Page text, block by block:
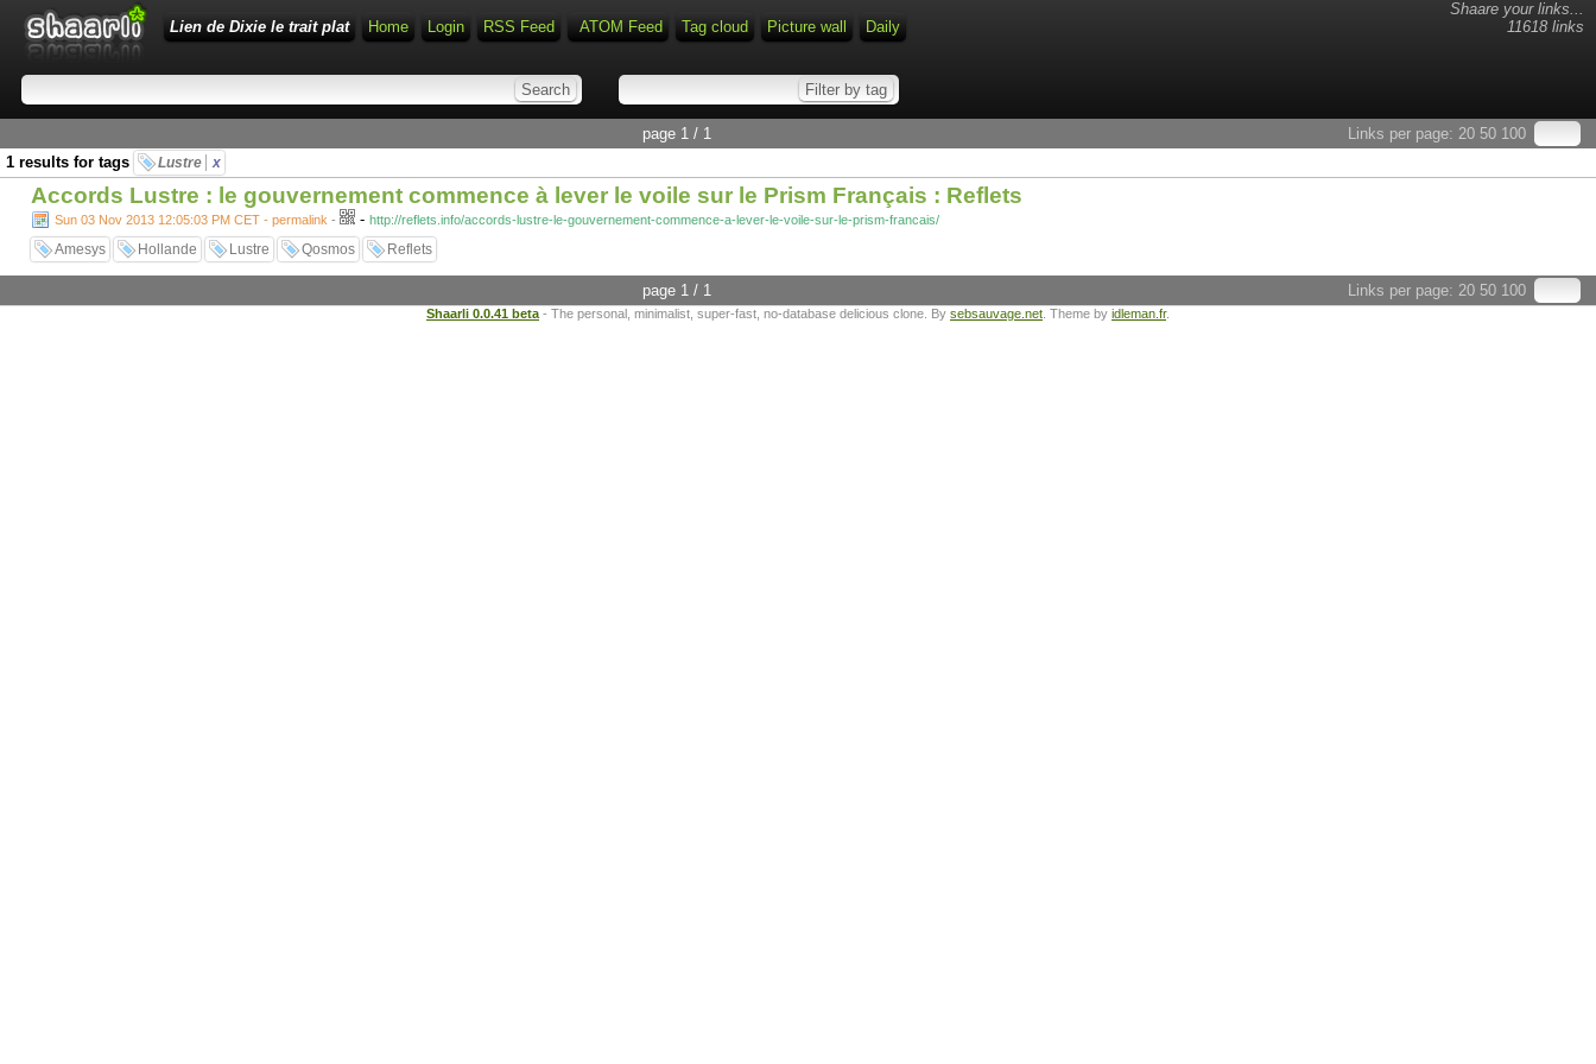
Shaare your links...
11618 links
Lien de Dixie le trait plat Home Login RSS Feed ATOM Feed Tag cloud Picture wall Daily
Links per page: 20 50 100
page 1 / 1
1 results for tags
Lustre x
Accords Lustre : le gouvernement commence à lever le voile sur le Prism Français : Reflets
Sun 03 Nov 2013 12:05:03 PM CET - permalink - - http://reflets.info/accords-lustre-le-gouvernement-commence-a-lever-le-voile-sur-le-prism-francais/
Amesys Hollande Lustre Qosmos Reflets
Links per page: 20 50 100
page 1 / 1
Shaarli 0.0.41 beta - The personal, minimalist, super-fast, no-database delicious clone. By sebsauvage.net . Theme by idleman.fr.